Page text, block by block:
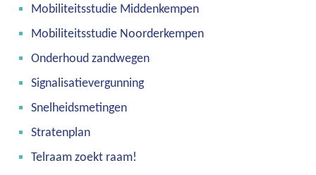
Mobiliteitsstudie Middenkempen
Mobiliteitsstudie Noorderkempen
Onderhoud zandwegen
Signalisatievergunning
Snelheidsmetingen
Stratenplan
Telraam zoekt raam!